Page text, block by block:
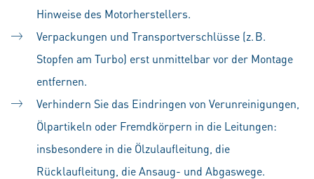
Hinweise des Motorherstellers.
Verpackungen und Transportverschlüsse (z. B.
Stopfen am Turbo) erst unmittelbar vor der Montage
entfernen.
Verhindern Sie das Eindringen von Verunreinigungen,
Ölpartikeln oder Fremdkörpern in die Leitungen:
insbesondere in die Ölzulaufleitung, die
Rücklaufleitung, die Ansaug- und Abgaswege.